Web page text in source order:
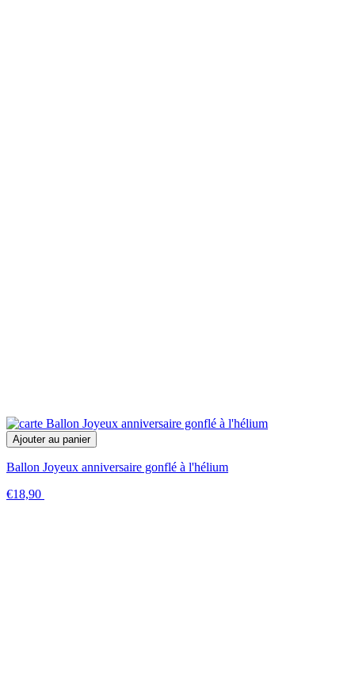
Ajouter au panier
Ballon Joyeux anniversaire gonflé à l'hélium
€18,90